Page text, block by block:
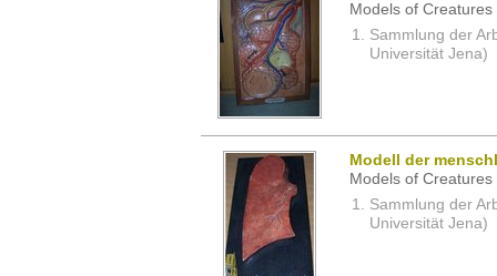
Models of
Sammlung der
Universität Jena)
Modell der
Models of
Sammlung der
Universität Jena)